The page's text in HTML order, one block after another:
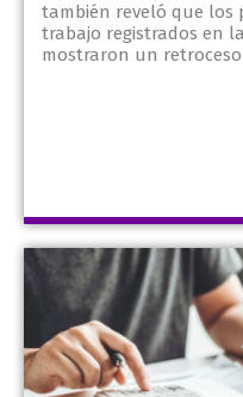
también reveló que los
trabajo registrados en
mostraron un retroceso